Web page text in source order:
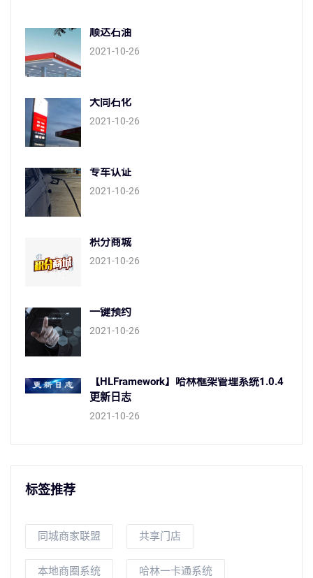
顺达石油
2021-10-26
大同石化
2021-10-26
专车认证
2021-10-26
积分商城
2021-10-26
一键预约
2021-10-26
【HLFramework】哈林框架管理系统1.0.4
更新日志
2021-10-26
标签推荐
同城商家联盟 共享门店
本地商圈系统 哈林一卡通系统